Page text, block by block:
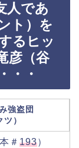
人であ
ト）を
るヒッ
彦（谷
・・
強盗団
）
＃ 193）